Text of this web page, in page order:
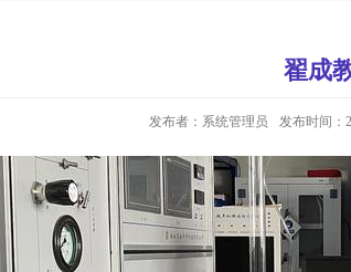
翟成
发布者：系统管理员 发布时间：